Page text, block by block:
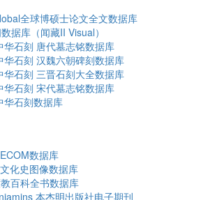
全球博硕士论文全文数据库
据库（闻藏II Visual）
华石刻 唐代墓志铭数据库
华石刻 汉魏六朝碑刻数据库
华石刻 三晋石刻大全数据库
华石刻 宋代墓志铭数据库
华石刻数据库
数据库
化史图像数据库
百科全书数据库
本杰明出版社电子期刊